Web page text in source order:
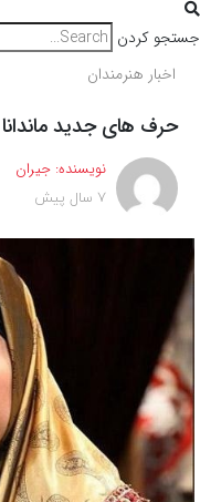
جستجو کردن
اخبار هنرمندان
حرف های جدید
نویسنده: جیران
7 سال پیش